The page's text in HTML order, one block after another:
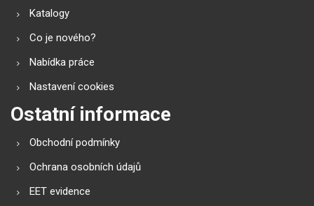
Katalogy
Co je nového?
Nabídka práce
Nastavení cookies
Ostatní informace
Obchodní podmínky
Ochrana osobních údajů
EET evidence